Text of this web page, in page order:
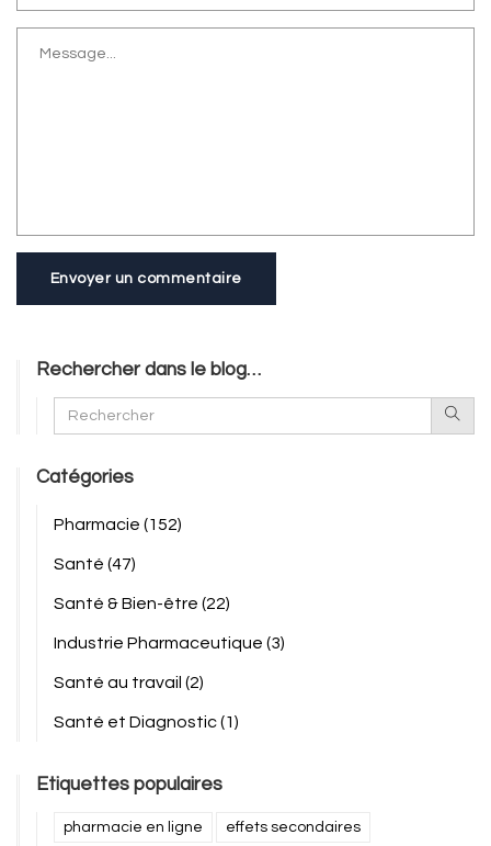
Envoyer un commentaire
Rechercher dans le blog…
Catégories
Pharmacie (152)
Santé (47)
Santé & Bien-être (22)
Industrie Pharmaceutique (3)
Santé au travail (2)
Santé et Diagnostic(1)
Etiquettes populaires
pharmacie en ligne effets secondaires